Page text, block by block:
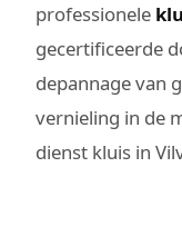
professionele
gecertificeerde
depannage van
vernieling in de
dienst kluis in